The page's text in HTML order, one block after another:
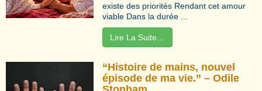
existe des priorités Rendant cet amour
viable Dans la durée ...
Lire La Suite…
“Histoire de mains, nouvel
épisode de ma vie.” – Odile